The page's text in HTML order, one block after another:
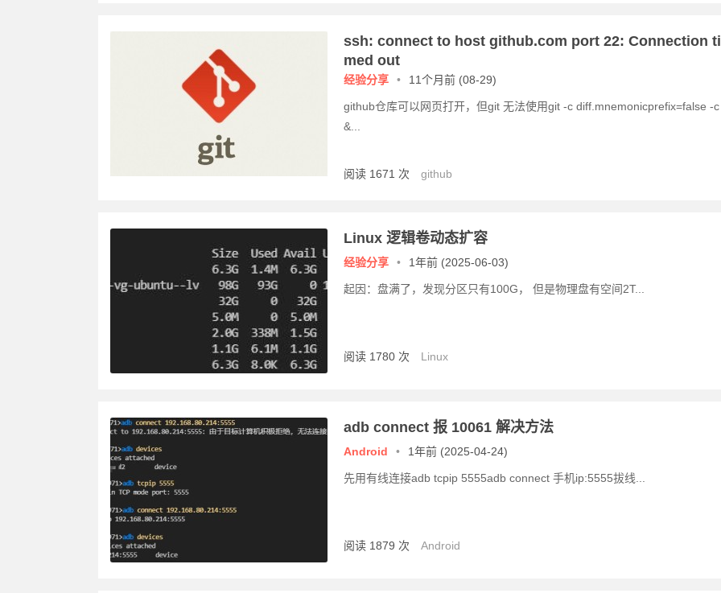
ssh: connect to host github.com port 22: Connection ti
med out
经验分享 • 11个月前 (08-29)
github仓库可以网页打开，但git 无法使用git -c diff.mnemonicprefix=false -c
&...
阅读 1671 次 github
Linux 逻辑卷动态扩容
经验分享 • 1年前 (2025-06-03)
起因：盘满了，发现分区只有100G， 但是物理盘有空间2T...
阅读 1780 次 Linux
adb connect 报 10061 解决方法
Android • 1年前 (2025-04-24)
先用有线连接adb tcpip 5555adb connect 手机ip:5555拔线...
阅读 1879 次 Android